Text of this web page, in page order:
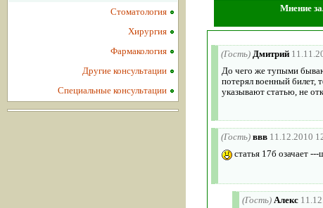
Мнение
(Гость) Дмитрий
До чего же тупыми
потерял военный билет,
указывают статью, не
(Гость) ввв 11.12.2010
статья 17б озачает
(Гость) Алекс
Стоматология
Хирургия
Фармакология
Другие консультации
Специальные консультации